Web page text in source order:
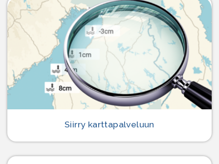
Siirry karttapalveluun